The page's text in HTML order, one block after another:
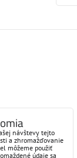
návštevy tejto
a zhromažďovanie
môžeme použiť
údaje sa